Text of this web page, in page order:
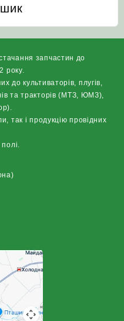
запчастин до
року.
до культиваторів, плугів,
та тракторів (МТЗ, ЮМЗ),
так і продукцію провідних